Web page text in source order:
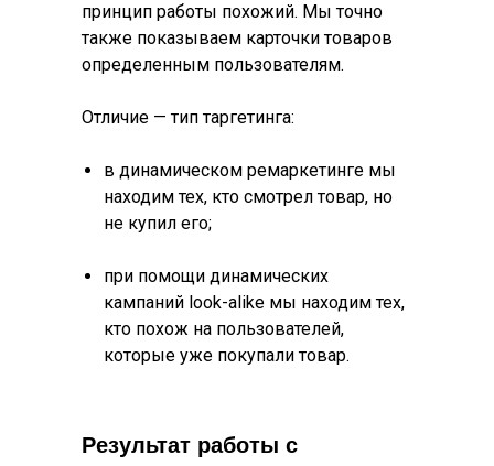
принцип работы похожий. Мы точно
также показываем карточки товаров
определенным пользователям.
Отличие — тип таргетинга:
в динамическом ремаркетинге мы
находим тех, кто смотрел товар, но
не купил его;
при помощи динамических
кампаний look-alike мы находим тех,
кто похож на пользователей,
которые уже покупали товар.
Результат работы с